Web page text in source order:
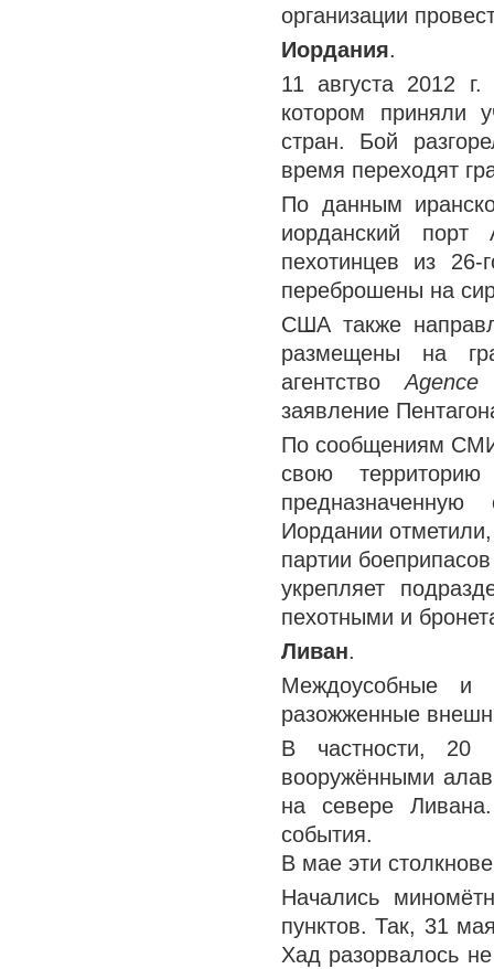
организации
Иордания.
11 августа 2012
котором приняли
стран. Бой
время переходят
По данным
иорданский порт
пехотинцев из 26-
переброшены на
США также
размещены на
агентствоAgence
заявление
По сообщениям СМИ
свою территорию
Иордании
партии
укрепляет
пехотными и
Ливан.
Междоусобные и
разожженные
В частности, 20
вооружёнными
на севере
события.
В мае эти
Начались
пунктов. Так, 31
Хад разорвалось